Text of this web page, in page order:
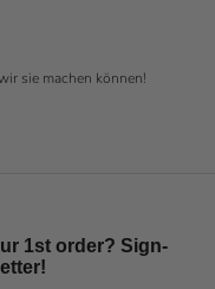
sie machen können!
123
Element 4
1st order? Sign-